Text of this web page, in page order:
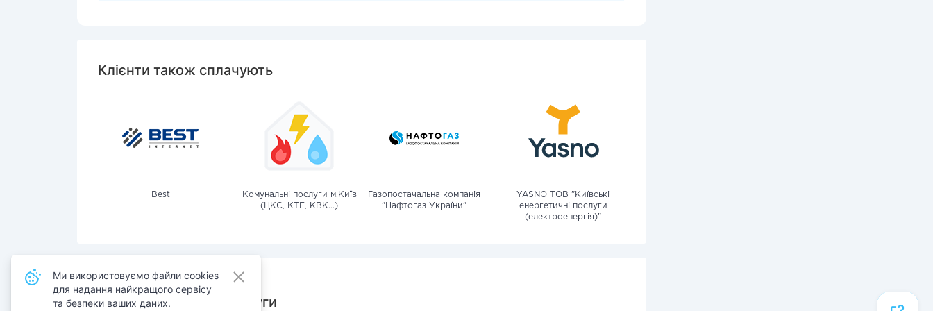
Клієнти також сплачують
Best
Комунальні послуги м.Київ
(ЦКС, КТЕ, КВК...)
Газопостачальна компанія
"Нафтогаз України"
YASNO ТОВ "Київські
енергетичні послуги
(електроенергія)"
Також сплачують послуги
Ми використовуємо файли cookies
для надання найкращого сервісу
та безпеки ваших даних.